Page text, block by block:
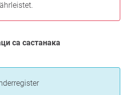
са састанака